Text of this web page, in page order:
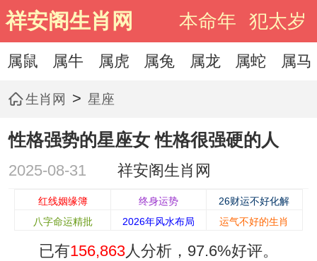
祥安阁生肖网 本命年 犯太岁
属鼠 属牛 属虎 属兔 属龙 属蛇 属马
生肖网 > 星座
性格强势的星座女 性格很强硬的人
2025-08-31 祥安阁生肖网
红线姻缘簿 终身运势
26财运不好化解
八字命运精批
2026年风水布局 运气不好的生肖
已有156,863人分析， 97.6%好评。